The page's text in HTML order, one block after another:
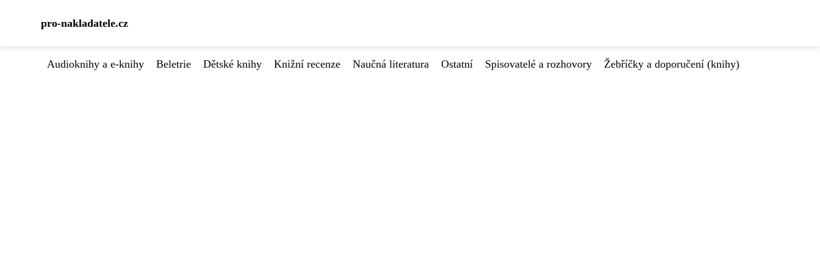
pro-nakladatele.cz
Audioknihy a e-knihy Beletrie Dětské knihy Knižní recenze Naučná literatura Ostatní Spisovatelé a rozhovory Žebříčky a doporučení (knihy)